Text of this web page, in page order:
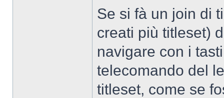
Se si fà un join di
creati più titleset)
navigare con i
telecomando del
titleset, come se